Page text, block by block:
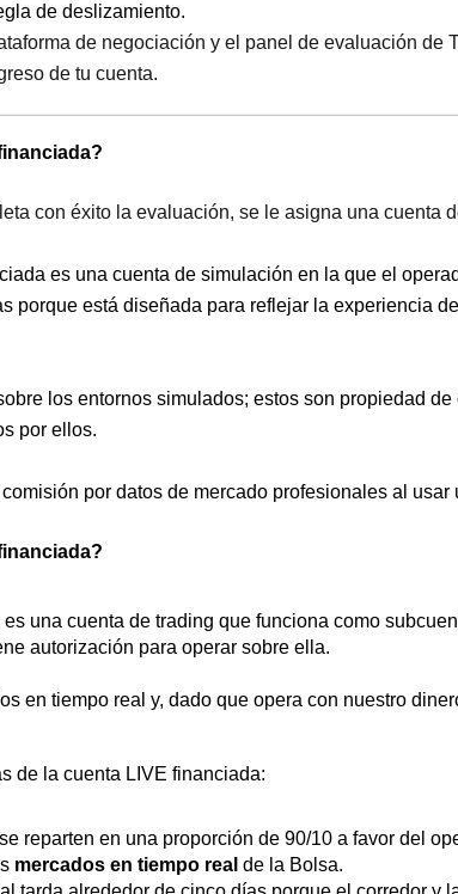
de deslizamiento.
de negociación y el panel de evaluación de
de tu cuenta.
con éxito la evaluación, se le asigna una cuenta
es una cuenta de simulación en la que el
porque está diseñada para reflejar la experiencia
los entornos simulados; estos son propiedad
por ellos.
por datos de mercado profesionales al usar
una cuenta de trading que funciona como
autorización para operar sobre ella.
en tiempo real y, dado que opera con nuestro
de la cuenta LIVE financiada:
reparten en una proporción de 90/10 a favor del
mercados en tiempo real de la Bolsa.